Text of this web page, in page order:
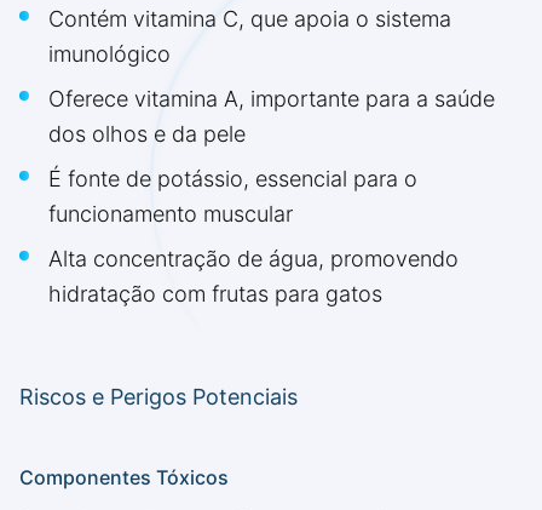
Contém vitamina C, que apoia o sistema
imunológico
Oferece vitamina A, importante para a saúde
dos olhos e da pele
É fonte de potássio, essencial para o
funcionamento muscular
Alta concentração de água, promovendo
hidratação com frutas para gatos
Riscos e Perigos Potenciais
Componentes Tóxicos